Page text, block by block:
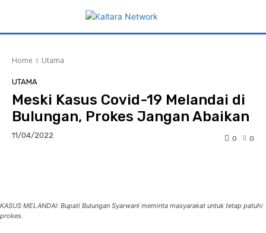
Home Utama
UTAMA
Meski Kasus Covid-19 Melandai di
Bulungan, Prokes Jangan Abaikan
11/04/2022 0
0
KASUS MELANDAI: Bupati Bulungan Syarwani meminta masyarakat untuk tetap patuhi
prokes.